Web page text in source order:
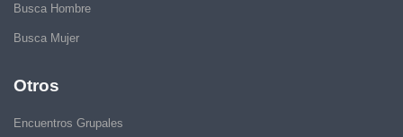
Busca Hombre
Busca Mujer
Otros
Encuentros Grupales